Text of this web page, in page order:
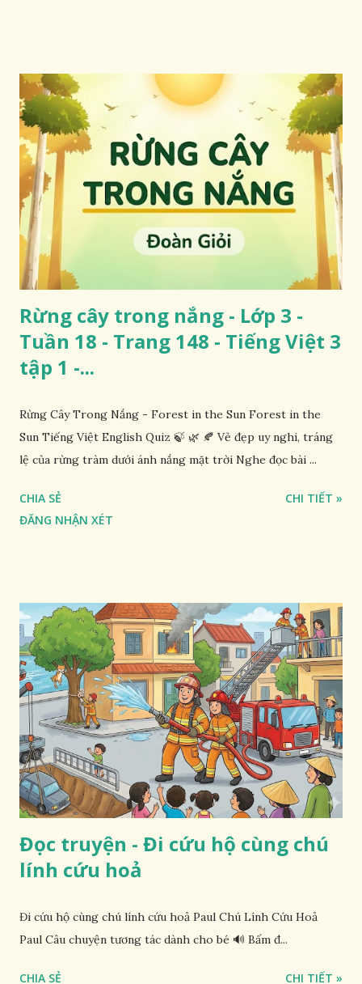
Rừng cây trong nắng - Lớp 3 -
Tuần 18 - Trang 148 - Tiếng Việt 3
tập 1 -...
Rừng Cây Trong Nắng - Forest in the Sun Forest in the
Sun Tiếng Việt English Quiz 🍃 🌿 🍂 Vẻ đẹp uy nghi, tráng
lệ của rừng tràm dưới ánh nắng mặt trời Nghe đọc bài ...
CHIA SẺ
ĐĂNG NHẬN XÉT
CHI TIẾT »
Đọc truyện - Đi cứu hộ cùng chú
lính cứu hoả
Đi cứu hộ cùng chú lính cứu hoả Paul Chú Lính Cứu Hoả
Paul Câu chuyện tương tác dành cho bé 🔊 Bấm đ...
CHIA SẺ
CHI TIẾT »